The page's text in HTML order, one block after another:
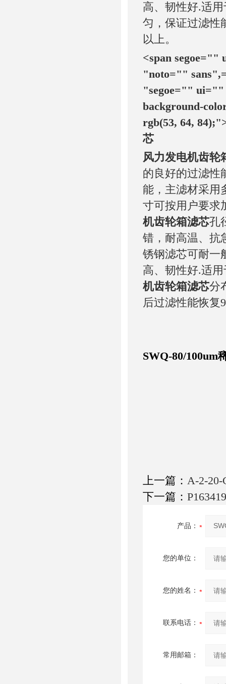
高、韧性好.适
匀，保证过滤性
以上。
<span
"noto=""
"segoe=""
background-
rgb(53, 64,
芯
风力发电机齿轮
的良好的过滤性
能，主滤材采用
寸可按用户要求
机齿轮箱滤芯孔
错，耐高温、抗
锈钢滤芯可耐一
高、韧性好.适
机齿轮箱滤芯分
后过滤性能恢复
SWQ-80/100um
上一篇： A-2-
下一篇：
产品：
您的单位：
您的姓名：
联系电话：
常用邮箱：